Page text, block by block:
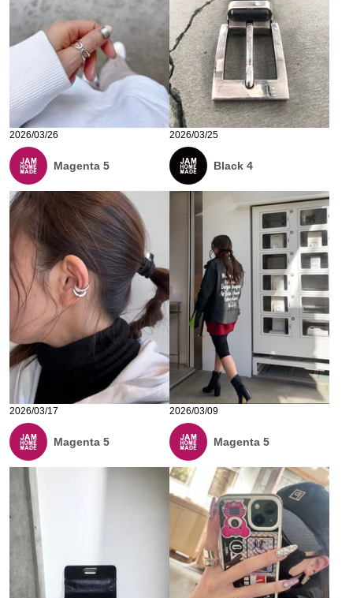
2026/03/26
Magenta 5
2026/03/25
Black 4
2026/03/17
Magenta 5
2026/03/09
Magenta 5